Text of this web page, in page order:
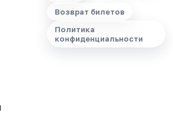
Возврат билетов
Политика
конфиденциальности